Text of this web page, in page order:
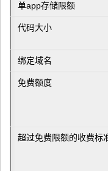
单app存储限额
代码大小
绑定域名
免费额度
超过免费限额的收费标